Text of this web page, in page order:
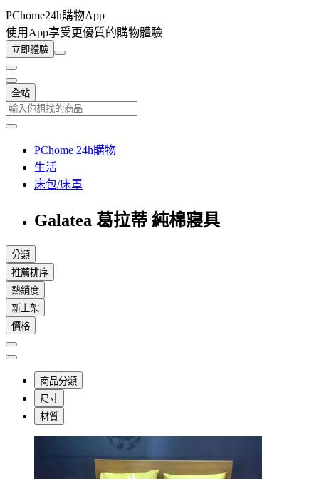
PChome24h購物App
使用App享受更優質的購物體驗
立即體驗
全站
PChome 24h購物
生活
床包/床罩
Galatea 葛拉蒂 純棉寢具
分類
推薦排序
熱銷度
新上架
價格
商品分類
尺寸
材質